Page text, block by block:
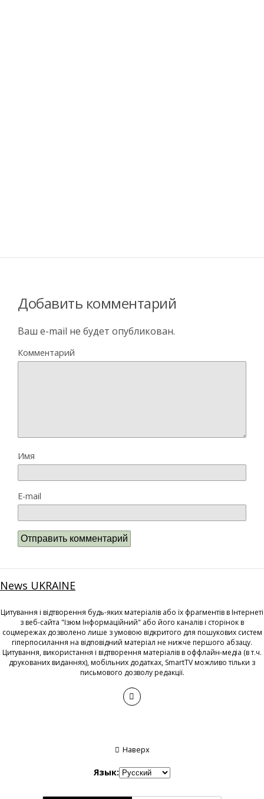
Добавить комментарий
Ваш e-mail не будет опубликован.
Комментарий
Имя
E-mail
News UKRAINE
Цитування і відтворення будь-яких матеріалів або їх фрагментів в Інтернеті
з веб-сайта "Ізюм Інформаційний" або його каналів і сторінок в
соцмережах дозволено лише з умовою відкритого для пошукових систем
гіперпосилання на відповідний матеріал не нижче першого абзацу.
Цитування, використання і відтворення матеріалів в оффлайн-медіа (в т.ч.
друкованих виданнях), мобільних додатках, SmartTV можливо тільки з
письмового дозволу редакції.
Наверх
Язык: